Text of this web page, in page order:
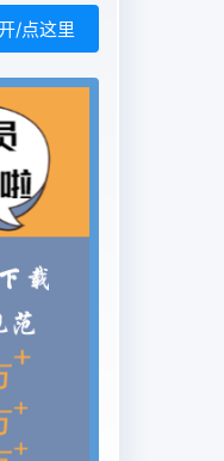
1 140 Vh,额定蒸汽
季节的不同,通过
轮机为东方汽轮
,来满足运行需要。
冬间再热、单轴、
工况背压为两台,
kPa,TRL工况背
有限公司-机两双
总水量50%的的
功率为350 MW。
28/4.7 m/s,H
优化计算，每台机
140 kW,V=6 00。
m2的冷却塔塔
60倍、最运行 ,春
/点这里